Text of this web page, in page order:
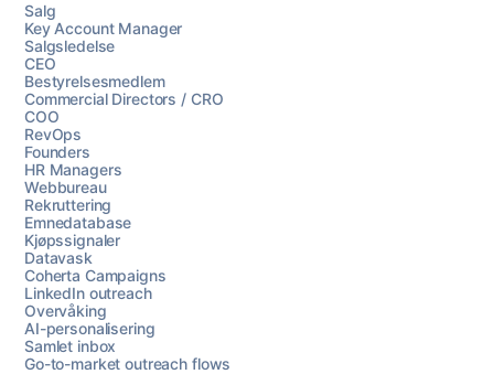
Salg
Key Account Manager
Salgsledelse
CEO
Bestyrelsesmedlem
Commercial Directors / CRO
COO
RevOps
Founders
HR Managers
Webbureau
Rekruttering
Emnedatabase
Kjøpssignaler
Datavask
Coherta Campaigns
LinkedIn outreach
Overvåking
AI-personalisering
Samlet inbox
Go-to-market outreach flows